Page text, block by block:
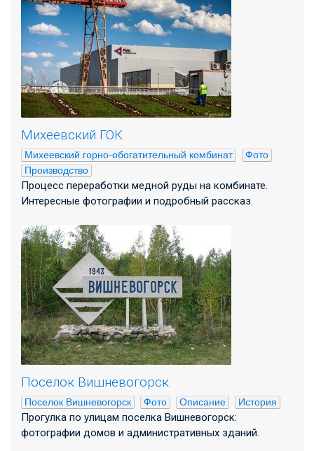
Михеевский ГОК
Михеевский горно-обогатительный комбинат
Фото
Производство
Процесс переработки медной руды на комбинате.
Интересные фотографии и подробный рассказ.
Поселок Вишневогорск
Поселок Вишневогорск Фото Описание История
Прогулка по улицам поселка Вишневогорск:
фотографии домов и административных зданий.